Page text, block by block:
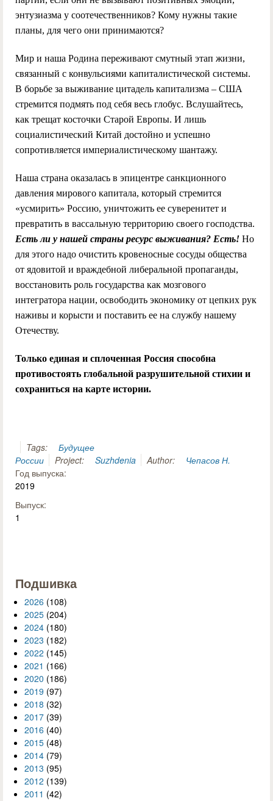
энтузиазма у соотечественников? Кому нужны такие
планы, для чего они принимаются?
Мир и наша Родина переживают смутный этап жизни,
связанный с конвульсиями капиталистической системы.
В борьбе за выживание цитадель капитализма – США
стремится подмять под себя весь глобус. Вслушайтесь,
как трещат косточки Старой Европы. И лишь
социалистический Китай достойно и успешно
сопротивляется империалистическому шантажу.
Наша страна оказалась в эпицентре санкционного
давления мирового капитала, который стремится
«усмирить» Россию, уничтожить ее суверенитет и
превратить в вассальную территорию своего господства.
Есть ли у нашей страны ресурс выживания? Есть! Но
для этого надо очистить кровеносные сосуды общества
от ядовитой и враждебной либеральной пропаганды,
восстановить роль государства как мозгового
интегратора нации, освободить экономику от цепких рук
наживы и корысти и поставить ее на службу нашему
Отечеству.
Только единая и сплоченная Россия способна
противостоять глобальной разрушительной стихии и
сохраниться на карте истории.
Tags:
Будущее
России
Project: Suzhdenia Author:
Чепасов Н.
Год выпуска:
2019
Выпуск:
1
Подшивка
2026 (108)
2025 (204)
2024 (180)
2023 (182)
2022 (145)
2021 (166)
2020 (186)
2019 (97)
2018 (32)
2017 (39)
2016 (40)
2015 (48)
2014 (79)
2013 (95)
2012 (139)
2011 (42)